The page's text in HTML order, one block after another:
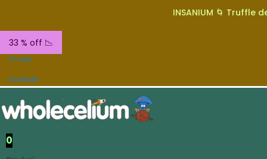
INSANIUM 🌀 Truffle
33 % off 📉
O nas
Kontakt
0